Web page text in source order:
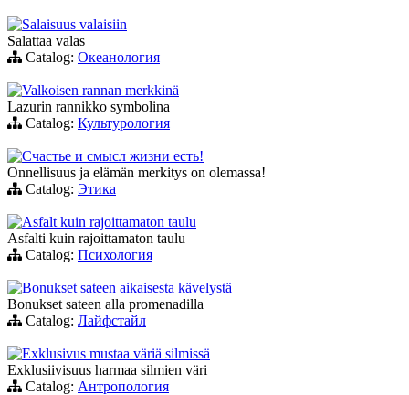
Salaisuus valaisiin
Salattaa valas
Catalog: Океанология
Valkoisen rannan merkkinä
Lazurin rannikko symbolina
Catalog: Культурология
Счастье и смысл жизни есть!
Onnellisuus ja elämän merkitys on olemassa!
Catalog: Этика
Asfalt kuin rajoittamaton taulu
Asfalti kuin rajoittamaton taulu
Catalog: Психология
Bonukset sateen aikaisesta kävelystä
Bonukset sateen alla promenadilla
Catalog: Лайфстайл
Exklusivus mustaa väriä silmissä
Exklusiivisuus harmaa silmien väri
Catalog: Антропология